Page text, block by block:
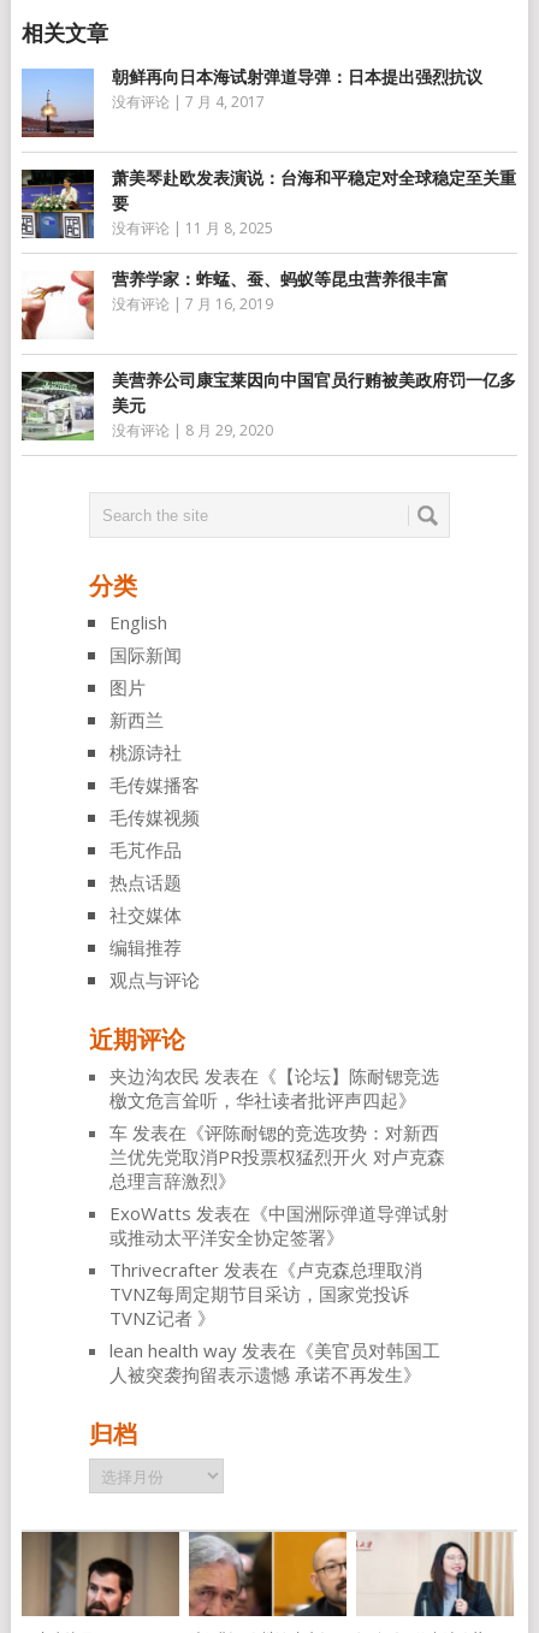
朝鲜再向日本海试射弹道导弹：日本提出强烈抗议
没有评论 | 7 月 4, 2017
萧美琴赴欧发表演说：台海和平稳定对全球稳定至关重
要
没有评论 | 11 月 8, 2025
营养学家：蚱蜢、蚕、蚂蚁等昆虫营养很丰富
没有评论 | 7 月 16, 2019
美营养公司康宝莱因向中国官员行贿被美政府罚一亿多
美元
没有评论 | 8 月 29, 2020
分类
English
国际新闻
图片
新西兰
桃源诗社
毛传媒播客
毛传媒视频
毛芃作品
热点话题
社交媒体
编辑推荐
观点与评论
近期评论
夹边沟农民 发表在《 【论坛】陈耐锶竞选
檄文危言耸听，华社读者批评声四起》
车发表在《评陈耐锶的竞选攻势：对新西
兰优先党取消PR投票权猛烈开火 对卢克森
总理言辞激烈》
ExoWatts 发表在《中国洲际弹道导弹试射
或推动太平洋安全协定签署》
Thrivecrafter发表在《卢克森总理取消
TVNZ每周定期节目采访，国家党投诉
TVNZ记者 》
lean health way发表在《美官员对韩国工
人被突袭拘留表示遗憾 承诺不再发生》
归档
归
档